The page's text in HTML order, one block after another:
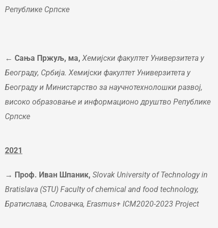
Републике Српске
← Сања Пржуљ, ма, Хемијски факултет Универзитета у
Београду, Србија. Хемијски факултет Универзитета у
Београду и Mинистарство за научнотехнолошки развој,
високо образовање и информационо друштво Републике
Српске
2021
→ Проф. Иван Шпаник, Slovak University of Technology in
Bratislava (STU) Faculty of chemical and food technology,
Братислава, Словачка, Erasmus+ ICM2020-2023 Project